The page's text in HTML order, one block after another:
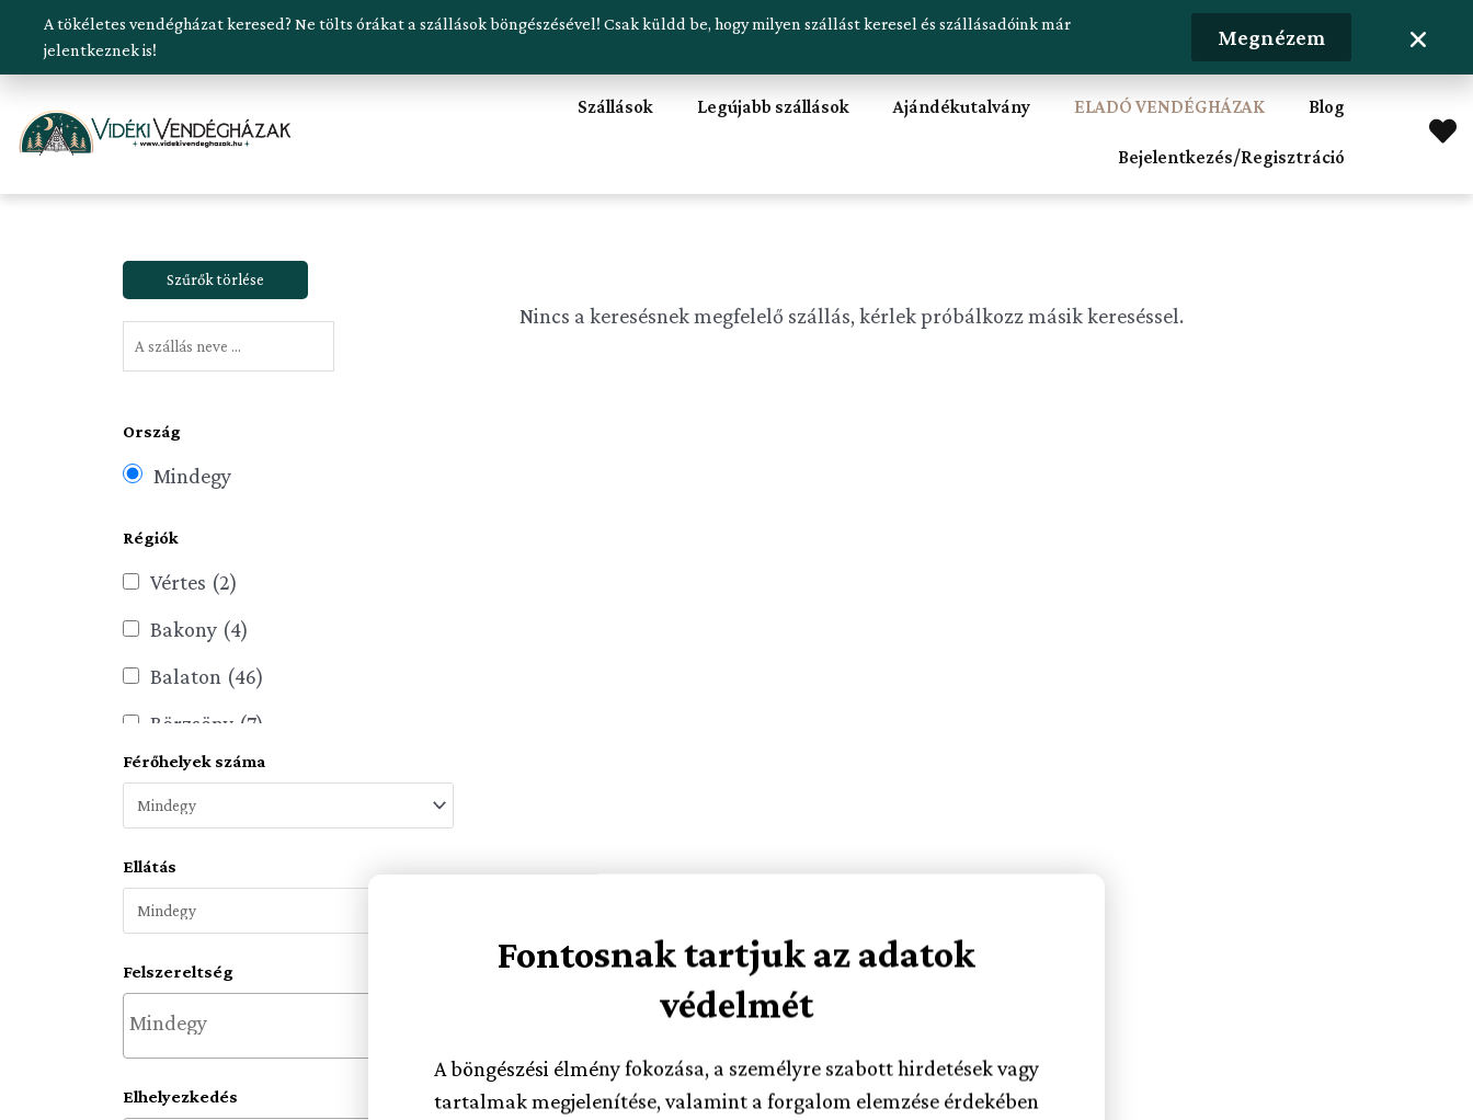
Fontosnak tartjuk az adatok
védelmét
A böngészési élmény fokozása, a személyre szabott hirdetések vagy
tartalmak megjelenítése, valamint a forgalom elemzése érdekében
Általunk kipróbált szállások Szálláskeresés beküldése Hirdetésfeladás
Szállások Legújabb szállások Ajándékutalvány ELADÓ VENDÉGHÁZAK Blog
Bejelentkezés/Regisztráció
Ország
Mindegy
Régiók
Vértes (2)
Bakony (4)
Balaton (46)
Börzsöny (7)
Bükk (14)
Dél-Alföld
Dél-Dunántúl
Dunakanyar
Közép-Dunántúl (8)
Közép-Dunavidék
Férőhelyek száma
Ellátás
Felszereltség
Elhelyezkedés
Nincs a keresésnek megfelelő szállás, kérlek próbálkozz másik kereséssel.
A tökéletes vendégházat keresed? Ne tölts órákat a szállások böngészésével! Csak küldd be, hogy milyen szállást keresel és szállásadóink már
jelentkeznek is!
Megnézem